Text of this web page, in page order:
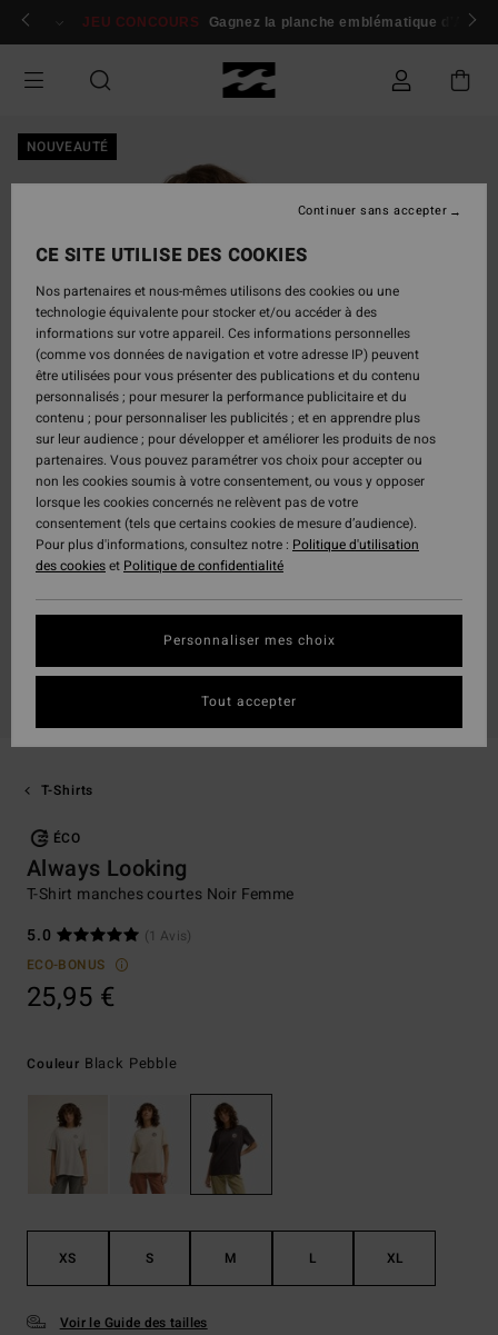
Passer
Se connecter / s'inscrire
JEU CONCOURS Gagnez la planche emblématique d'Andy
NOUVEAUTÉ
T-Shirts
ÉCO
Always Looking
T-Shirt manches courtes Noir Femme
5.0
(1 Avis)
ECO-BONUS
25,95 €
Couleur Black Pebble
XS S M L XL
Voir le Guide des tailles
CE SITE UTILISE DES COOKIES
Nos partenaires et nous-mêmes utilisons des cookies ou une
technologie équivalente pour stocker et/ou accéder à des
informations sur votre appareil. Ces informations personnelles
(comme vos données de navigation et votre adresse IP) peuvent
être utilisées pour vous présenter des publications et du contenu
personnalisés ; pour mesurer la performance publicitaire et du
contenu ; pour personnaliser les publicités ; et en apprendre plus
sur leur audience ; pour développer et améliorer les produits de nos
partenaires. Vous pouvez paramétrer vos choix pour accepter ou
non les cookies soumis à votre consentement, ou vous y opposer
lorsque les cookies concernés ne relèvent pas de votre
consentement (tels que certains cookies de mesure d’audience).
Pour plus d'informations, consultez notre : Politique d'utilisation
des cookieset Politique de confidentialité
Personnaliser mes choix
Continuer sans accepter
Tout accepter